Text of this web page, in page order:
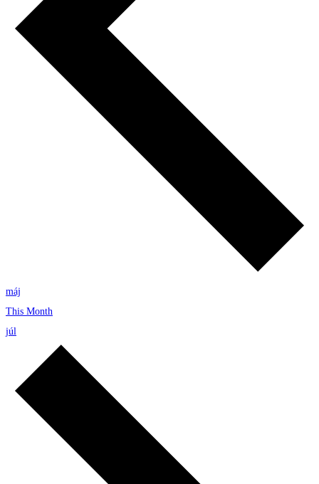
máj
This Month
júl